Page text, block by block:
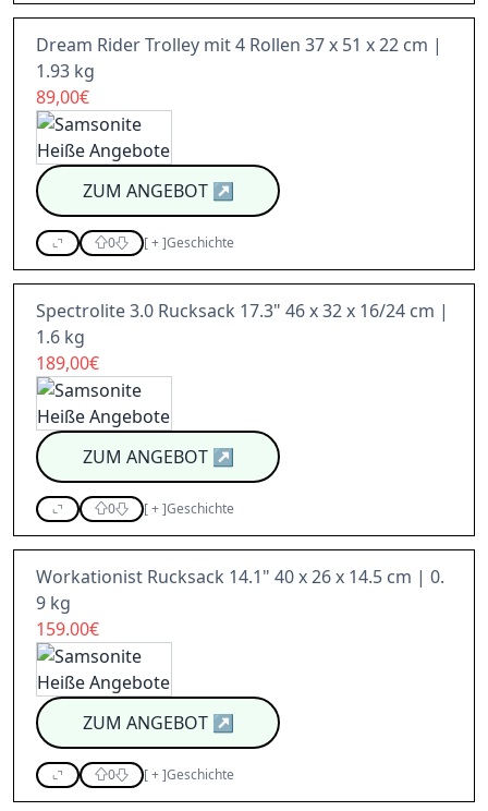
Dream Rider Trolley mit 4 Rollen 37 x 51 x 22 cm |
1.93 kg
89,00€
ZUM ANGEBOT↗
0 [+]Geschichte
Spectrolite 3.0 Rucksack 17.3" 46 x 32 x 16/24 cm |
1.6 kg
189,00€
ZUM ANGEBOT↗
0 [+]Geschichte
Workationist Rucksack 14.1" 40 x 26 x 14.5 cm | 0.
9 kg
159.00€
ZUM ANGEBOT↗
0 [+]Geschichte